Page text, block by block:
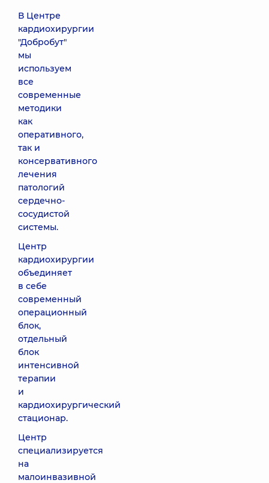
В Центре
кардиохирургии
"Добробут"
мы
используем
все
современные
методики
как
оперативного,
так и
консервативного
лечения
патологий
сердечно-
сосудистой
системы.
Центр
кардиохирургии
объединяет
в себе
современный
операционный
блок,
отдельный
блок
интенсивной
терапии
и
кардиохирургический
стационар.
Центр
специализируется
на
малоинвазивной